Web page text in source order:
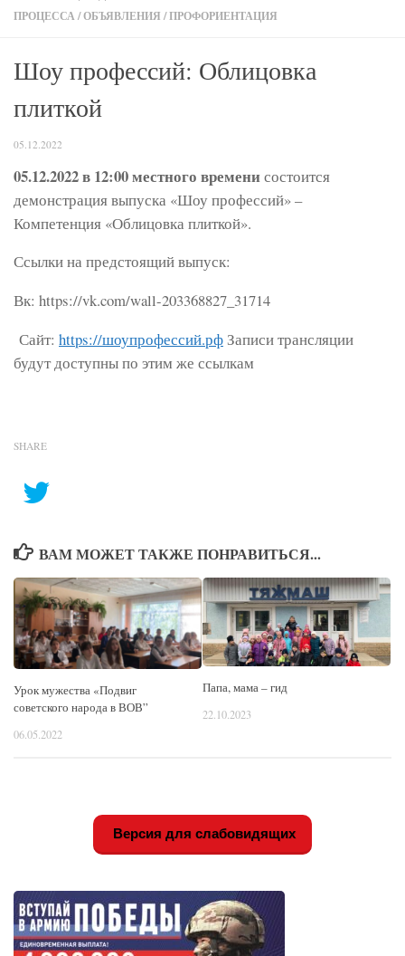
ПРОЦЕССА/ОБЪЯВЛЕНИЯ /ПРОФОРИЕНТАЦИЯ
Шоу профессий: Облицовка
плиткой
05.12.2022
05.12.2022 в 12:00 местного временисостоится
демонстрация выпуска «Шоу профессий» –
Компетенция «Облицовка плиткой».
Ссылки на предстоящий выпуск:
Вк: https://vk.com/wall-203368827_31714
Сайт: https://шоупрофессий.рф Записи трансляции
будут доступны по этим же ссылкам
SHARE
ВАМ МОЖЕТ ТАКЖЕ ПОНРАВИТЬСЯ...
Урок мужества «Подвиг
советского народа в ВОВ”
06.05.2022
Папа, мама – гид
22.10.2023
Версия для слабовидящих